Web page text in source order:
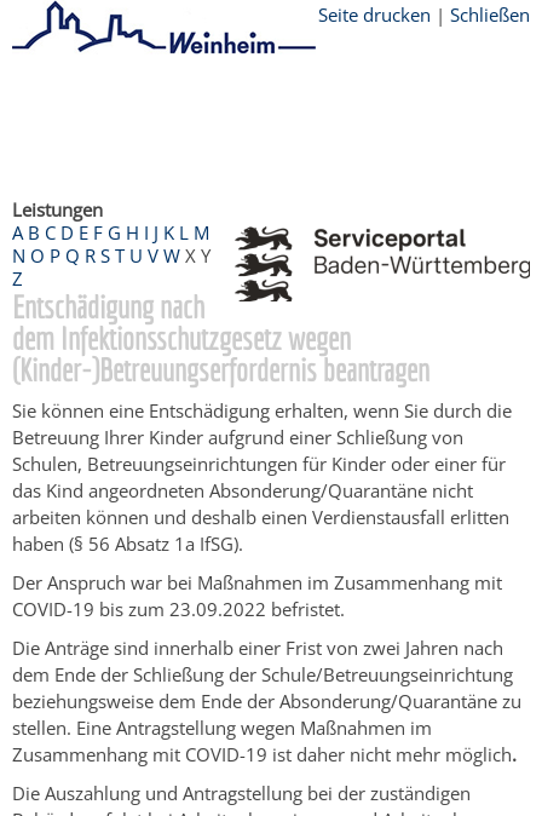
Seite drucken | Schließen
Leistungen
A B C D E F G H I J K L M
N O P Q R S T U V W X Y
Z
Entschädigung nach
dem Infektionsschutzgesetz wegen
(Kinder-)Betreuungserfordernis beantragen
Sie können eine Entschädigung erhalten, wenn Sie durch die
Betreuung Ihrer Kinder aufgrund einer Schließung von
Schulen, Betreuungseinrichtungen für Kinder oder einer für
das Kind angeordneten Absonderung/Quarantäne nicht
arbeiten können und deshalb einen Verdienstausfall erlitten
haben (§ 56 Absatz 1a IfSG).
Der Anspruch war bei Maßnahmen im Zusammenhang mit
COVID-19 bis zum 23.09.2022 befristet.
Die Anträge sind innerhalb einer Frist von zwei Jahren nach
dem Ende der Schließung der Schule/Betreuungseinrichtung
beziehungsweise dem Ende der Absonderung/Quarantäne zu
stellen. Eine Antragstellung wegen Maßnahmen im
Zusammenhang mit COVID-19 ist daher nicht mehr möglich.
Die Auszahlung und Antragstellung bei der zuständigen